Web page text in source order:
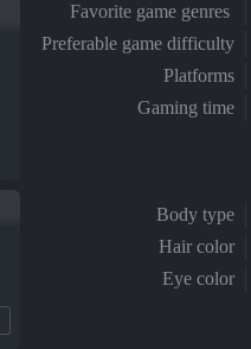
Favorite game genres
Preferable game difficulty
Platforms
Gaming time
Body type
Hair color
Eye color